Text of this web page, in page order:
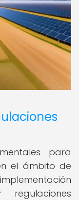
para
el ámbito de